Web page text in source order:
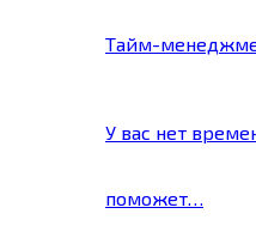
Тайм-
У вас нет
поможет…